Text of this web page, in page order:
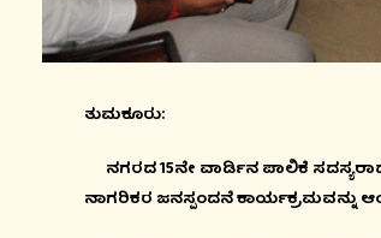
ತುಮಕೂರು:
ನಗರದ 15ನೇ ವಾರ್ಡಿನ ಪಾಲಿಕೆ
ನಾಗರಿಕರ ಜನಸ್ಪಂದನೆ ಕಾರ್ಯಕ್ರಮವನ್ನು